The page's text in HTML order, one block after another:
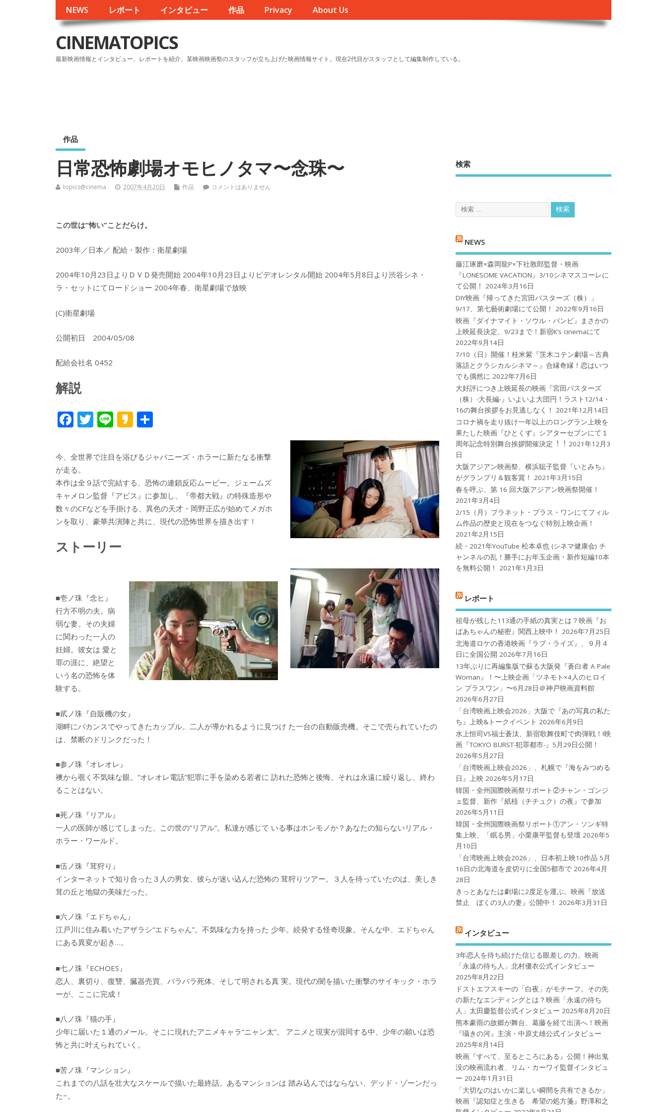
NEWS レポート インタビュー 作品 Privacy About Us
CINEMATOPICS
最新映画情報とインタビュー、レポートを紹介。某映画映画祭のスタッフが立ち上げた映画情報サイト。現在2代目がスタッフとして編集制作している。
作品
日常恐怖劇場オモヒノタマ〜念珠〜
topics@cinema 2007年4月20日 作品 コメントはありません
この世は“怖い”ことだらけ。
2003年／日本／ 配給・製作：衛星劇場
2004年10月23日よりＤＶＤ発売開始 2004年10月23日よりビデオレンタル開始 2004年5月8日より渋谷シネ・
ラ・セットにてロードショー 2004年春、衛星劇場で放映
(C)衛星劇場
公開初日 2004/05/08
配給会社名 0452
解説
F
e
b
o
o
k
T
itt
er
Li
e
K
k
a
o
今、全世界で注目を浴びるジャパニーズ・ホラーに新たなる衝撃
が走る。
本作は全９話で完結する、恐怖の連鎖反応ムービー。ジェームズ
キャメロン監督『アビス』に参加し、『帝都大戦』の特殊造形や
数々のCFなどを手掛ける、異色の天才・岡野正広が始めてメガホ
ンを取り、豪華共演陣と共に、現代の恐怖世界を描き出す！
ストーリー
■壱ノ珠『念ヒ』
行方不明の夫。病
弱な妻。その夫婦
に関わった一人の
妊婦。彼女は 愛と
罪の涯に、絶望と
いう名の恐怖を体
験する。
■貮ノ珠『自販機の女』
湖畔にバカンスでやってきたカップル。二人が導かれるように見つけ た一台の自動販売機。そこで売られていたの
は、禁断のドリンクだった！
■参ノ珠『オレオレ』
襖から覗く不気味な眼。“オレオレ電話”犯罪に手を染める若者に 訪れた恐怖と後悔。それは永遠に繰り返し、終わ
ることはない。
■死ノ珠『リアル』
一人の医師が感じてしまった、この世の“リアル”。私達が感じて いる事はホンモノか？あなたの知らないリアル・
ホラー・ワールド。
■伍ノ珠『茸狩り』
インターネットで知り合った３人の男女。彼らが迷い込んだ恐怖の 茸狩りツアー。３人を待っていたのは、美しき
茸の丘と地獄の美味だった。
■六ノ珠『エドちゃん』
江戸川に住み着いたアザラシ“エドちゃん”。不気味な力を持った 少年。続発する怪奇現象。そんな中、エドちゃん
にある異変が起き…。
■七ノ珠『ECHOES』
恋人、裏切り、復讐、臓器売買、バラバラ死体、そして明される真 実。現代の闇を描いた衝撃のサイキック・ホラ
ーが、ここに完成！
■八ノ珠『猫の手』
少年に届いた１通のメール。そこに現れたアニメキャラ“ニャン太”。 アニメと現実が混同する中、少年の願いは恐
怖と共に叶えられていく。
■苦ノ珠『マンション』
これまでの八話を壮大なスケールで描いた最終話。あるマンションは 踏み込んではならない、デッド・ゾーンだっ
た−。
検索
NEWS
藤江琢磨×森岡龍P×下社敦郎監督・映画
『LONESOME VACATION』3/10シネマスコーレに
て公開！
2024年3月16日
DIY映画『帰ってきた宮田バスターズ（株）」
9/17、第七藝術劇場にて公開！
2022年9月16日
映画『ダイナマイト・ソウル・バンビ』まさかの
上映延長決定、9/23まで！新宿K’s cinemaにて
2022年9月14日
7/10（日）開催！桂米紫『茨木コテン劇場～古典
落語とクラシカルシネマ～』合縁奇縁！恋はいつ
でも偶然に 2022年7月6日
大好評につき上映延長の映画『宮田バスターズ
（株）-大長編-』いよいよ大団円！ラスト12/14・
16の舞台挨拶をお見逃しなく！
2021年12月14日
コロナ禍を⾛り抜け⼀年以上のロングラン上映を
果たした映画『ひとくず』シアターセブンにて１
周年記念特別舞台挨拶開催決定︕︕ 2021年12月3
日
大阪アジアン映画祭、横浜聡子監督『いとみち』
がグランプリ＆観客賞！
2021年3月15日
春を呼ぶ、第 16 回大阪アジアン映画祭開催！
2021年3月4日
2/15（月）プラネット・プラス・ワンにてフィル
ム作品の歴史と現在をつなぐ特別上映企画！
2021年2月15日
続・2021年YouTube 松本卓也 (シネマ健康会) チ
ャンネルの乱！勝手にお年玉企画・新作短編10本
を無料公開！
2021年1月3日
レポート
祖母が残した113通の手紙の真実とは？映画『お
ばあちゃんの秘密』関西上映中！
2026年7月25日
北海道ロケの香港映画『ラブ・ライズ』、９月４
日に全国公開 2026年7月16日
13年ぶりに再編集版で蘇る大阪発『蒼白者 A Pale
Woman』！〜上映企画「ツネモト×4人のヒロイ
ン プラスワン」〜6月28日＠神戸映画資料館
2026年6月27日
「台湾映画上映会2026」大阪で『あの写真の私た
ち』上映&トークイベント 2026年6月9日
水上恒司VS福士蒼汰、新宿歌舞伎町で肉弾戦！!映
画『TOKYO BURST-犯罪都市-』5月29日公開！
2026年5月27日
「台湾映画上映会2026」、札幌で『海をみつめる
日』上映 2026年5月17日
韓国・全州国際映画祭リポート②チャン・ゴンジ
ェ監督、新作『紙杻（チチュク）の夜』で参加
2026年5月11日
韓国・全州国際映画祭リポート①アン・ソンギ特
集上映、「眠る男」小栗康平監督も登壇 2026年5
月10日
「台湾映画上映会2026」、日本初上映10作品 5月
16日の北海道を皮切りに全国5都市で 2026年4月
28日
きっとあなたは劇場に2度足を運ぶ。映画『放送
禁止 ぼくの3人の妻』公開中！
2026年3月31日
インタビュー
3年恋人を待ち続けた信じる眼差しの力。映画
「永遠の待ち人」北村優衣公式インタビュー
2025年8月22日
ドストエフスキーの「白夜」がモチーフ。その先
の新たなエンディングとは？映画「永遠の待ち
人」太田慶監督公式インタビュー 2025年8月20日
熊本豪雨の故郷が舞台、葛藤を経て出演へ！映画
『囁きの河』主演・中原丈雄公式インタビュー
2025年8月14日
映画『すべて、至るところにある』公開！神出鬼
没の映画流れ者、リム・カーワイ監督インタビュ
ー 2024年1月31日
「大切なのはいかに楽しい瞬間を共有できるか」
映画『認知症と生きる 希望の処方箋』野澤和之